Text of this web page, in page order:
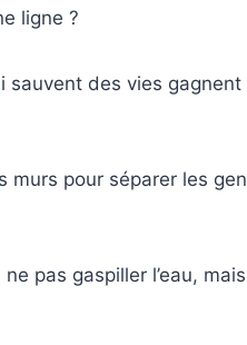
ligne ?
sauvent des vies
murs pour séparer les
ne pas gaspiller l’eau,